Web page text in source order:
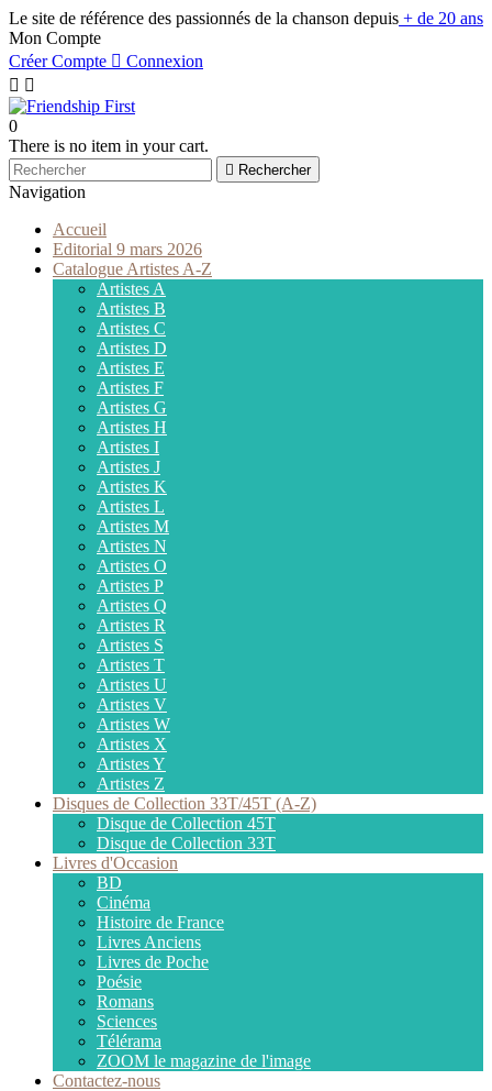
Le site de référence des passionnés de la chanson depuis + de 20 ans
Mon Compte
Créer Compte  Connexion
 
0
There is no item in your cart.
 Rechercher
Navigation
Accueil
Editorial 9 mars 2026
Catalogue Artistes A-Z
Artistes A
Artistes B
Artistes C
Artistes D
Artistes E
Artistes F
Artistes G
Artistes H
Artistes I
Artistes J
Artistes K
Artistes L
Artistes M
Artistes N
Artistes O
Artistes P
Artistes Q
Artistes R
Artistes S
Artistes T
Artistes U
Artistes V
Artistes W
Artistes X
Artistes Y
Artistes Z
Disques de Collection 33T/45T (A-Z)
Disque de Collection 45T
Disque de Collection 33T
Livres d'Occasion
BD
Cinéma
Histoire de France
Livres Anciens
Livres de Poche
Poésie
Romans
Sciences
Télérama
ZOOM le magazine de l'image
Contactez-nous